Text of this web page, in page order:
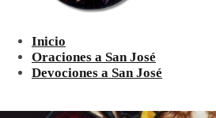
Inicio
Oraciones a San José
Devociones a San José